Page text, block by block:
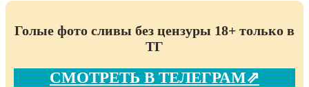
Голые фото сливы без цензуры 18+ только в
ТГ
СМОТРЕТЬ В ТЕЛЕГРАМ⇗